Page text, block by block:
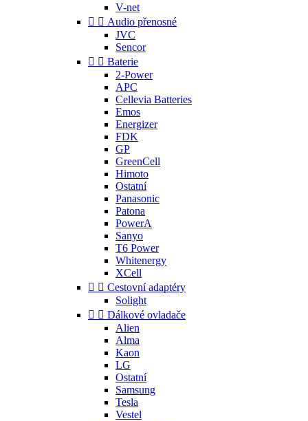
V-net
  Audio přenosné
JVC
Sencor
  Baterie
2-Power
APC
Cellevia Batteries
Emos
Energizer
FDK
GP
GreenCell
Himoto
Ostatní
Panasonic
Patona
PowerA
Sanyo
T6 Power
Whitenergy
XCell
  Cestovní adaptéry
Solight
  Dálkové ovladače
Alien
Alma
Kaon
LG
Ostatní
Samsung
Tesla
Vestel